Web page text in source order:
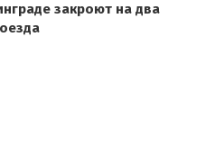
закроют на два